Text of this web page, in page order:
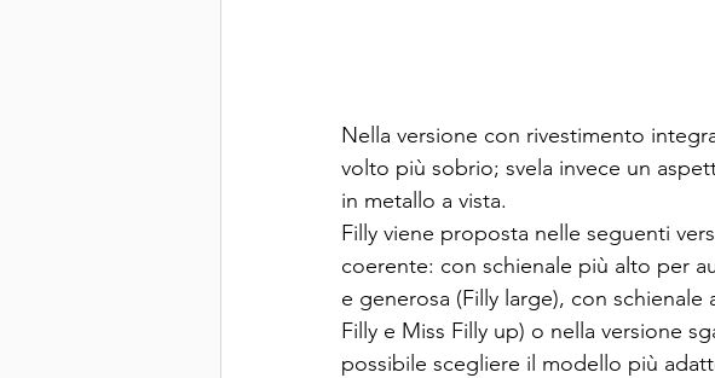
Nella versione con rivestimento
volto più sobrio; svela invece un
in metallo a vista.
Filly viene proposta nelle seguenti
coerente: con schienale più alto per
e generosa (Filly large), con
Filly e Miss Filly up) o nella versione
possibile scegliere il modello più